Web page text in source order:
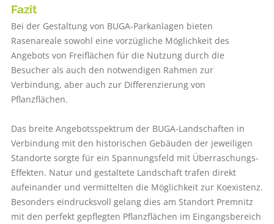
Fazit
Bei der Gestaltung von BUGA-Parkanlagen bieten
Rasenareale sowohl eine vorzügliche Möglichkeit des
Angebots von Freiflächen für die Nutzung durch die
Besucher als auch den notwendigen Rahmen zur
Verbindung, aber auch zur Differenzierung von
Pflanzflächen.
Das breite Angebotsspektrum der BUGA-Landschaften in
Verbindung mit den historischen Gebäuden der jeweiligen
Standorte sorgte für ein Spannungsfeld mit Überraschungs-
Effekten. Natur und gestaltete Landschaft trafen direkt
aufeinander und vermittelten die Möglichkeit zur Koexistenz.
Besonders eindrucksvoll gelang dies am Standort Premnitz
mit den perfekt gepflegten Pflanzflächen im Eingangsbereich